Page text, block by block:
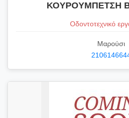
ΚΟΥΡΟΥΜΠΕΤΣΗ
Οδοντοτεχνικό
Μαρούσι